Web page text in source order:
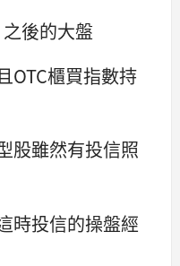
後的大盤
OTC櫃買指數持
股雖然有投信照
時投信的操盤經